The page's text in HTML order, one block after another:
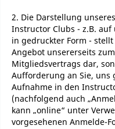
2. Die Darstellung
Instructor Clubs - z.B.
in gedruckter Form -
Angebot unsererseits
Mitgliedsvertrags dar,
Aufforderung an Sie,
Aufnahme in den
(nachfolgend auch
kann „online“ unter
vorgesehenen Anmelde-